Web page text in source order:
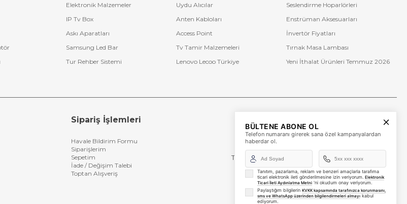
Elektronik Malzemeler Uydu Alıcılar
Seslendirme Hoparlörleri
IP Tv Box Anten Kabloları
Enstrüman Aksesuarları
Askı Aparatları Access Point
İnvertör Fiyatları
Samsung Led Bar Tv Tamir Malzemeleri
Tırnak Masa Lambası
Tur Rehber Sistemi Lenovo Lecoo Türkiye Yeni İthalat Ürünleri Temmuz 2026
Sipariş İşlemleri
Havale Bildirim Formu
Siparişlerim
Sepetim
İade / Değişim Talebi
Toptan Alışveriş
+90 (850) 473 08 08
Tevfik Bey Mah. Dr. Ali Demir Cd. No:51 Kat:2 Kobi İş
Merkezi
Küçükçekmece / İstanbul
BÜLTENE ABONE OL
Telefon numaranı girerek sana özel kampanyalardan
haberdar ol.
Tanıtım, pazarlama, reklam ve benzeri amaçlarla tarafıma
ticari elektronik ileti gönderilmesine izin veriyorum. Elektronik
Ticari İleti Aydınlatma Metni 'ni okudum onay veriyorum.
Paylaştığım bilgilerin KVKK kapsamında tarafınızca korunmasını,
sms ve WhatsApp üzerinden bilgilendirmeleri almayı kabul
ediyorum.